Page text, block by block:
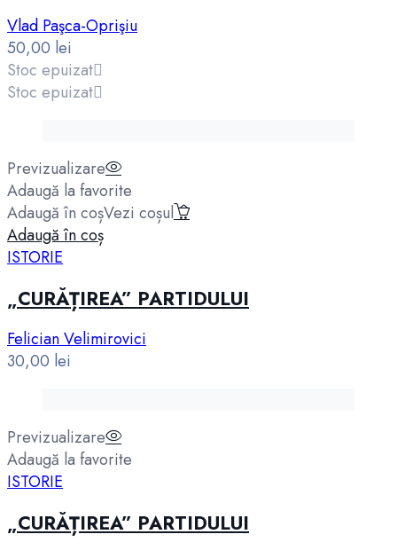
Vlad Paşca-Oprişiu
50,00 lei
Stoc epuizat
Stoc epuizat
Previzualizare
Adaugă la favorite
Adaugă în coșVezi coșul
Adaugă în coș
ISTORIE
„CURĂȚIREA” PARTIDULUI
Felician Velimirovici
30,00 lei
Previzualizare
Adaugă la favorite
ISTORIE
„CURĂȚIREA” PARTIDULUI